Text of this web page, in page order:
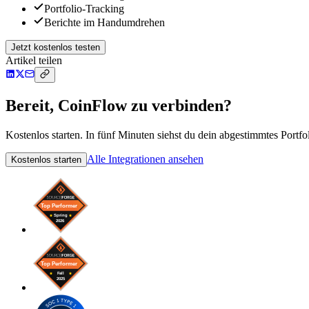
Portfolio-Tracking
Berichte im Handumdrehen
Jetzt kostenlos testen
Artikel teilen
Bereit, CoinFlow zu verbinden?
Kostenlos starten. In fünf Minuten siehst du dein abgestimmtes
Kostenlos starten Alle Integrationen ansehen